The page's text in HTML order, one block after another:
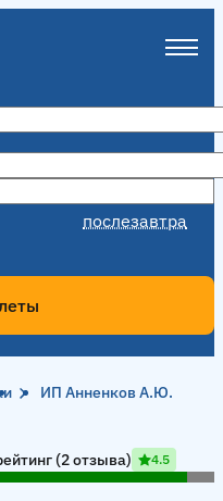
послезавтра
ИП Анненков А.Ю.
А.Ю."
(2 отзыва) 4.5